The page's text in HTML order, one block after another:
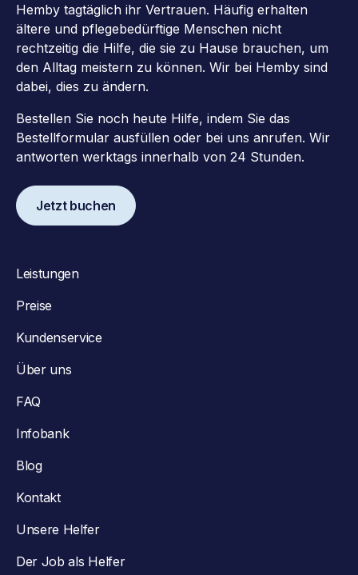
Hemby tagtäglich ihr Vertrauen. Häufig erhalten
ältere und pflegebedürftige Menschen nicht
rechtzeitig die Hilfe, die sie zu Hause brauchen, um
den Alltag meistern zu können. Wir bei Hemby sind
dabei, dies zu ändern.
Bestellen Sie noch heute Hilfe, indem Sie das
Bestellformular ausfüllen oder bei uns anrufen. Wir
antworten werktags innerhalb von 24 Stunden.
Jetzt buchen
Leistungen
Preise
Kundenservice
Über uns
FAQ
Infobank
Blog
Kontakt
Unsere Helfer
Der Job als Helfer